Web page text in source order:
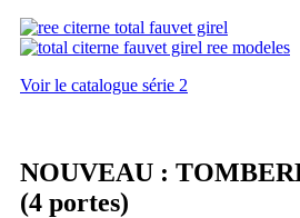
Voir le catalogue série 2
NOUVEAU :
(4 portes)